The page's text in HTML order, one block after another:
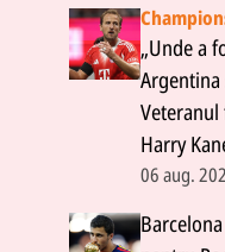
„Unde a
Argentina
Harry
06 aug.